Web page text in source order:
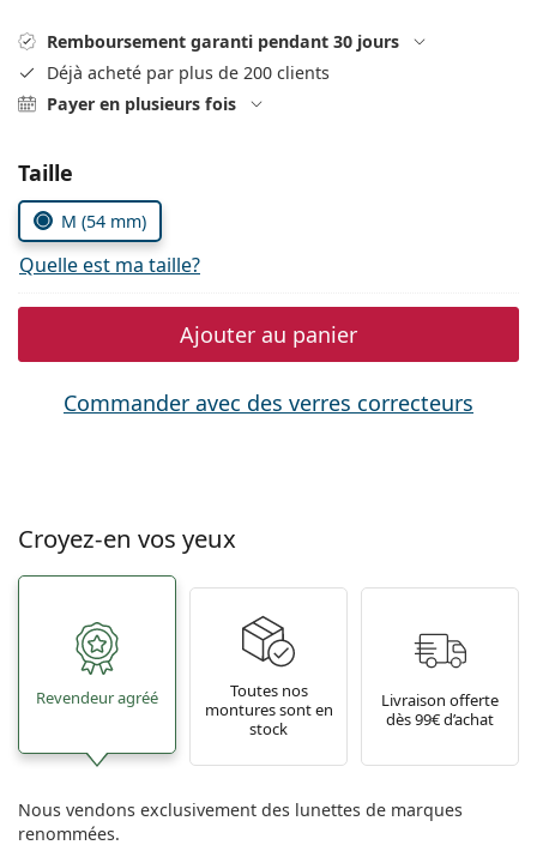
Prada
Toutes les marques
Remboursement garanti pendant 30 jours
Déjà acheté par plus de 200 clients
Payer en plusieurs fois
Choisissez les paramètres
Taille
M (54 mm)
Quelle est ma taille?
Ajouter au panier
Commander avec des verres correcteurs
Croyez-en vos yeux
Revendeur agréé
Toutes nos
montures sont en
stock
Livraison offerte
dès 99€ d’achat
Nous vendons exclusivement des lunettes de marques
renommées.